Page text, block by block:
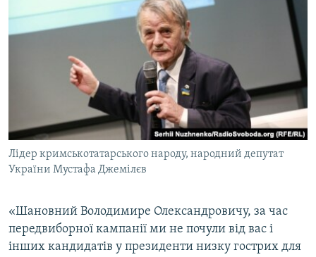
Лідер кримськотатарського народу, народний депутат
України Мустафа Джемілєв
«Шановний Володимире Олександровичу, за час
передвиборної кампанії ми не почули від вас і
інших кандидатів у президенти низку гострих для